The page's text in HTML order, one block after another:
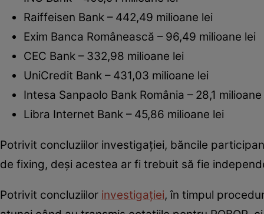
Raiffeisen Bank – 442,49 milioane lei
Exim Banca Românească – 96,49 milioane lei
CEC Bank – 332,98 milioane lei
UniCredit Bank – 431,03 milioane lei
Intesa Sanpaolo Bank România – 28,1 milioane
Libra Internet Bank – 45,86 milioane lei
Potrivit concluziilor investigației, băncile
de fixing, deși acestea ar fi trebuit să fie
Potrivit concluziilor investigației, în timpul